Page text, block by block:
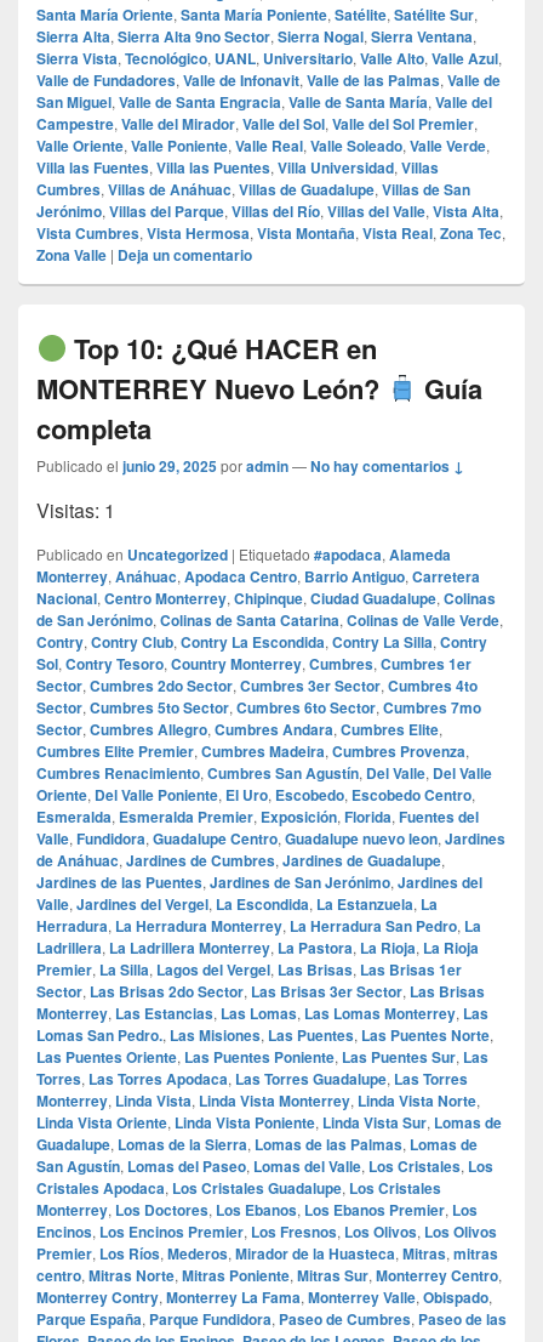
Santa María Oriente, Santa María Poniente, Satélite, Satélite Sur,
Sierra Alta, Sierra Alta 9no Sector, Sierra Nogal, Sierra Ventana,
Sierra Vista, Tecnológico, UANL, Universitario, Valle Alto, Valle Azul,
Valle de Fundadores, Valle de Infonavit, Valle de las Palmas, Valle de
San Miguel, Valle de Santa Engracia, Valle de Santa María, Valle del
Campestre, Valle del Mirador, Valle del Sol, Valle del Sol Premier,
Valle Oriente, Valle Poniente, Valle Real, Valle Soleado, Valle Verde,
Villa las Fuentes, Villa las Puentes, Villa Universidad, Villas
Cumbres, Villas de Anáhuac, Villas de Guadalupe, Villas de San
Jerónimo, Villas del Parque, Villas del Río, Villas del Valle, Vista Alta,
Vista Cumbres, Vista Hermosa, Vista Montaña, Vista Real, Zona Tec,
Zona Valle | Deja un comentario
Top 10: ¿Qué HACER en
MONTERREY Nuevo León?
Guía
completa
Publicado el junio 29, 2025poradmin—No hay comentarios ↓
Visitas: 1
Publicado en Uncategorized | Etiquetado #apodaca, Alameda
Monterrey, Anáhuac, Apodaca Centro, Barrio Antiguo, Carretera
Nacional, Centro Monterrey, Chipinque, Ciudad Guadalupe, Colinas
de San Jerónimo, Colinas de Santa Catarina, Colinas de Valle Verde,
Contry, Contry Club, Contry La Escondida, Contry La Silla, Contry
Sol, Contry Tesoro, Country Monterrey, Cumbres, Cumbres 1er
Sector, Cumbres 2do Sector, Cumbres 3er Sector, Cumbres 4to
Sector, Cumbres 5to Sector, Cumbres 6to Sector, Cumbres 7mo
Sector, Cumbres Allegro, Cumbres Andara, Cumbres Elite,
Cumbres Elite Premier, Cumbres Madeira, Cumbres Provenza,
Cumbres Renacimiento, Cumbres San Agustín, Del Valle, Del Valle
Oriente, Del Valle Poniente, El Uro, Escobedo, Escobedo Centro,
Esmeralda, Esmeralda Premier, Exposición, Florida, Fuentes del
Valle, Fundidora, Guadalupe Centro, Guadalupe nuevo leon, Jardines
de Anáhuac, Jardines de Cumbres, Jardines de Guadalupe,
Jardines de las Puentes, Jardines de San Jerónimo, Jardines del
Valle, Jardines del Vergel, La Escondida, La Estanzuela, La
Herradura, La Herradura Monterrey, La Herradura San Pedro, La
Ladrillera, La Ladrillera Monterrey, La Pastora, La Rioja, La Rioja
Premier, La Silla, Lagos del Vergel, Las Brisas, Las Brisas 1er
Sector, Las Brisas 2do Sector, Las Brisas 3er Sector, Las Brisas
Monterrey, Las Estancias, Las Lomas, Las Lomas Monterrey, Las
Lomas San Pedro., Las Misiones, Las Puentes, Las Puentes Norte,
Las Puentes Oriente, Las Puentes Poniente, Las Puentes Sur, Las
Torres, Las Torres Apodaca, Las Torres Guadalupe, Las Torres
Monterrey, Linda Vista, Linda Vista Monterrey, Linda Vista Norte,
Linda Vista Oriente, Linda Vista Poniente, Linda Vista Sur, Lomas de
Guadalupe, Lomas de la Sierra, Lomas de las Palmas, Lomas de
San Agustín, Lomas del Paseo, Lomas del Valle, Los Cristales, Los
Cristales Apodaca, Los Cristales Guadalupe, Los Cristales
Monterrey, Los Doctores, Los Ebanos, Los Ebanos Premier, Los
Encinos, Los Encinos Premier, Los Fresnos, Los Olivos, Los Olivos
Premier, Los Ríos, Mederos, Mirador de la Huasteca, Mitras, mitras
centro, Mitras Norte, Mitras Poniente, Mitras Sur, Monterrey Centro,
Monterrey Contry, Monterrey La Fama, Monterrey Valle, Obispado,
Parque España, Parque Fundidora, Paseo de Cumbres, Paseo de las